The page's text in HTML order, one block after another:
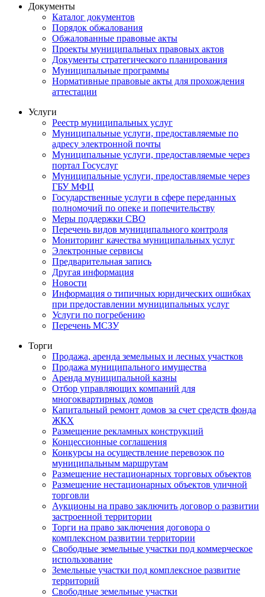
Документы
Каталог документов
Порядок обжалования
Обжалованные правовые акты
Проекты муниципальных правовых актов
Документы стратегического планирования
Муниципальные программы
Нормативные правовые акты для прохождения
аттестации
Услуги
Реестр муниципальных услуг
Муниципальные услуги, предоставляемые по
адресу электронной почты
Муниципальные услуги, предоставляемые через
портал Госуслуг
Муниципальные услуги, предоставляемые через
ГБУ МФЦ
Государственные услуги в сфере переданных
полномочий по опеке и попечительству
Меры поддержки СВО
Перечень видов муниципального контроля
Мониторинг качества муниципальных услуг
Электронные сервисы
Предварительная запись
Другая информация
Новости
Информация о типичных юридических ошибках
при предоставлении муниципальных услуг
Услуги по погребению
Перечень МСЗУ
Торги
Продажа, аренда земельных и лесных участков
Продажа муниципального имущества
Аренда муниципальной казны
Отбор управляющих компаний для
многоквартирных домов
Капитальный ремонт домов за счет средств фонда
ЖКХ
Размещение рекламных конструкций
Концессионные соглашения
Конкурсы на осуществление перевозок по
муниципальным маршрутам
Размещение нестационарных торговых объектов
Размещение нестационарных объектов уличной
торговли
Аукционы на право заключить договор о развитии
застроенной территории
Торги на право заключения договора о
комплексном развитии территории
Свободные земельные участки под коммерческое
использование
Земельные участки под комплексное развитие
территорий
Свободные земельные участки